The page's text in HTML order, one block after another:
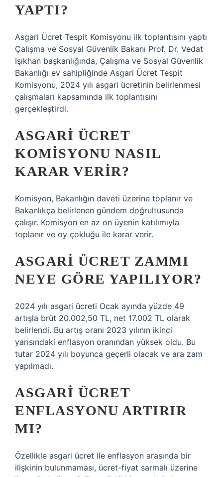
YAPTI?
Asgari Ücret Tespit Komisyonu ilk toplantısını yaptı
Çalışma ve Sosyal Güvenlik Bakanı Prof. Dr. Vedat
Işıkhan başkanlığında, Çalışma ve Sosyal Güvenlik
Bakanlığı ev sahipliğinde Asgari Ücret Tespit
Komisyonu, 2024 yılı asgari ücretinin belirlenmesi
çalışmaları kapsamında ilk toplantısını
gerçekleştirdi.
ASGARI ÜCRET
KOMISYONU NASIL
KARAR VERIR?
Komisyon, Bakanlığın daveti üzerine toplanır ve
Bakanlıkça belirlenen gündem doğrultusunda
çalışır. Komisyon en az on üyenin katılımıyla
toplanır ve oy çokluğu ile karar verir.
ASGARI ÜCRET ZAMMI
NEYE GÖRE YAPILIYOR?
2024 yılı asgari ücreti Ocak ayında yüzde 49
artışla brüt 20.002,50 TL, net 17.002 TL olarak
belirlendi. Bu artış oranı 2023 yılının ikinci
yarısındaki enflasyon oranından yüksek oldu. Bu
tutar 2024 yılı boyunca geçerli olacak ve ara zam
yapılmadı.
ASGARI ÜCRET
ENFLASYONU ARTIRIR
MI?
Özellikle asgari ücret ile enflasyon arasında bir
ilişkinin bulunmaması, ücret-fiyat sarmalı üzerine